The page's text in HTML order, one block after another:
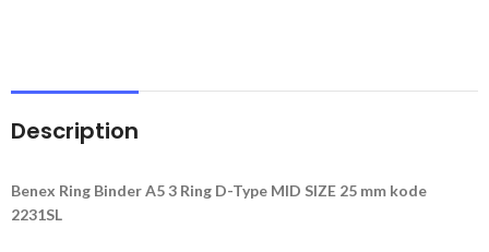
Description
Benex Ring Binder A5 3 Ring D-Type MID SIZE 25 mm kode
2231SL